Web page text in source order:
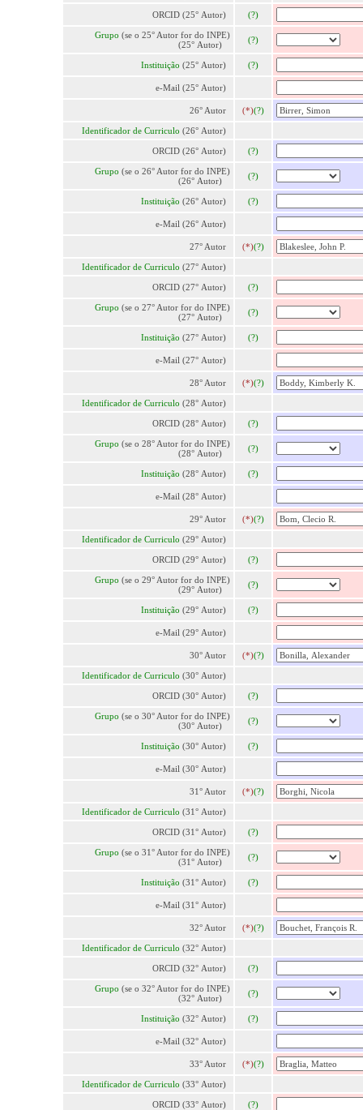
ORCID (25° Autor) (?)
Grupo (se o 25° Autor for do INPE)
(25° Autor)
(?)
Instituição (25° Autor) (?)
e-Mail (25° Autor)
26° Autor (*)(?)
Identificador de Curriculo (26° Autor)
ORCID (26° Autor) (?)
Grupo (se o 26° Autor for do INPE)
(26° Autor)
(?)
Instituição (26° Autor) (?)
e-Mail (26° Autor)
27° Autor (*)(?)
Identificador de Curriculo (27° Autor)
ORCID (27° Autor) (?)
Grupo (se o 27° Autor for do INPE)
(27° Autor)
(?)
Instituição (27° Autor) (?)
e-Mail (27° Autor)
28° Autor (*)(?)
Identificador de Curriculo (28° Autor)
ORCID (28° Autor) (?)
Grupo (se o 28° Autor for do INPE)
(28° Autor)
(?)
Instituição (28° Autor) (?)
e-Mail (28° Autor)
29° Autor (*)(?)
Identificador de Curriculo (29° Autor)
ORCID (29° Autor) (?)
Grupo (se o 29° Autor for do INPE)
(29° Autor)
(?)
Instituição (29° Autor) (?)
e-Mail (29° Autor)
30° Autor (*)(?)
Identificador de Curriculo (30° Autor)
ORCID (30° Autor) (?)
Grupo (se o 30° Autor for do INPE)
(30° Autor)
(?)
Instituição (30° Autor) (?)
e-Mail (30° Autor)
31° Autor (*)(?)
Identificador de Curriculo (31° Autor)
ORCID (31° Autor) (?)
Grupo (se o 31° Autor for do INPE)
(31° Autor)
(?)
Instituição (31° Autor) (?)
e-Mail (31° Autor)
32° Autor (*)(?)
Identificador de Curriculo (32° Autor)
ORCID (32° Autor) (?)
Grupo (se o 32° Autor for do INPE)
(32° Autor)
(?)
Instituição (32° Autor) (?)
e-Mail (32° Autor)
33° Autor (*)(?)
Identificador de Curriculo (33° Autor)
ORCID (33° Autor) (?)